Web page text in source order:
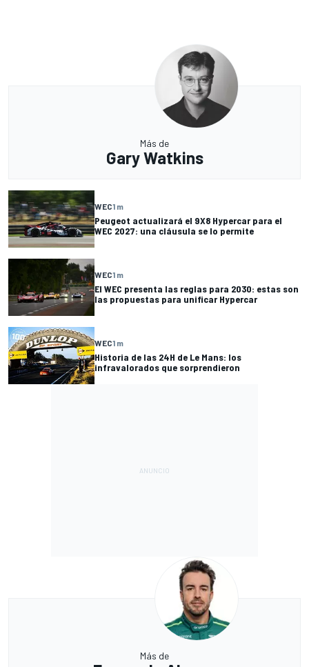
Más de
Gary Watkins
WEC1 m
Peugeot actualizará el 9X8 Hypercar para el
WEC 2027: una cláusula se lo permite
WEC1 m
El WEC presenta las reglas para 2030: estas son
las propuestas para unificar Hypercar
WEC1 m
Historia de las 24H de Le Mans: los
infravalorados que sorprendieron
Más de